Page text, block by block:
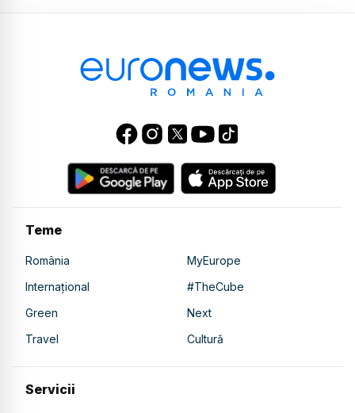
Teme
România
MyEurope
Internațional
#TheCube
Green
Next
Travel
Cultură
Servicii